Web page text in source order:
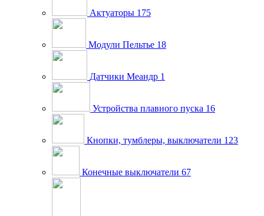
Актуаторы 175
Модули Пельтье 18
Датчики Меандр 1
Устройства плавного пуска 16
Кнопки, тумблеры, выключатели 123
Конечные выключатели 67